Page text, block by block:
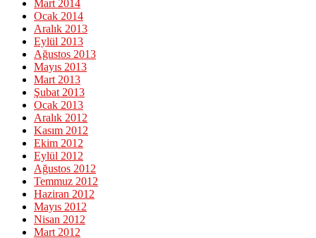
Mart 2014
Ocak 2014
Aralık 2013
Eylül 2013
Ağustos 2013
Mayıs 2013
Mart 2013
Şubat 2013
Ocak 2013
Aralık 2012
Kasım 2012
Ekim 2012
Eylül 2012
Ağustos 2012
Temmuz 2012
Haziran 2012
Mayıs 2012
Nisan 2012
Mart 2012